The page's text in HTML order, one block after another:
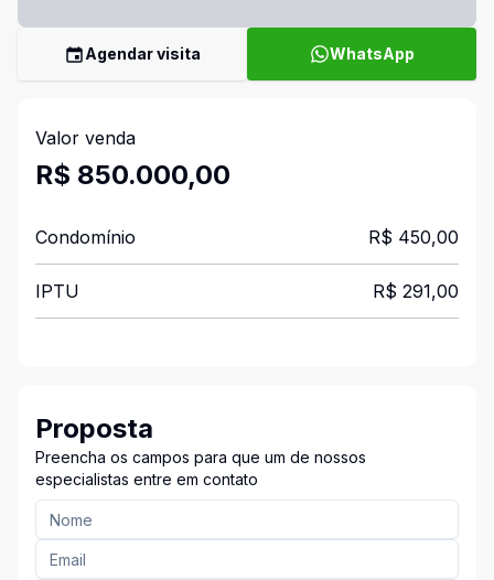
Agendar visita WhatsApp
Valor venda
R$ 850.000,00
Condomínio R$ 450,00
IPTU R$ 291,00
Proposta
Preencha os campos para que um de nossos
especialistas entre em contato